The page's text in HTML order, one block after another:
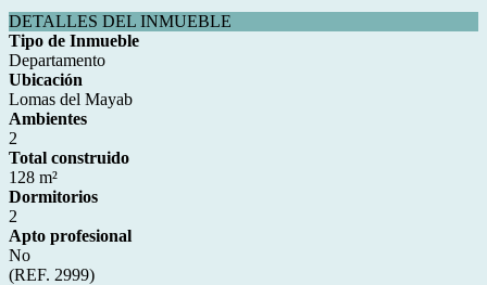
DETALLES DEL INMUEBLE
Tipo de Inmueble
Departamento
Ubicación
Lomas del Mayab
Ambientes
2
Total construido
128 m²
Dormitorios
2
Apto profesional
No
(REF. 2999)